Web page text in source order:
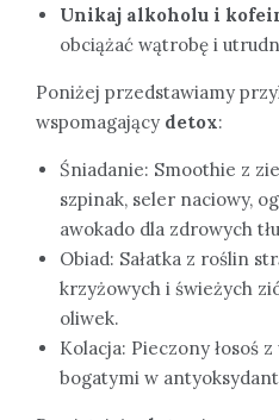
Unikaj alkoholu i
obciążać wątrobę i
Poniżej przedstawiamy
wspomagający detox:
Śniadanie: Smoothie z
szpinak, seler naciowy,
awokado dla zdrowych
Obiad: Sałatka z roślin
krzyżowych i świeżych
oliwek.
Kolacja: Pieczony łosoś
bogatymi w